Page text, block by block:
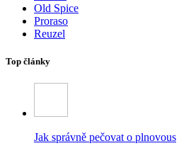
Old Spice
Proraso
Reuzel
Top články
Jak správně pečovat o plnovous